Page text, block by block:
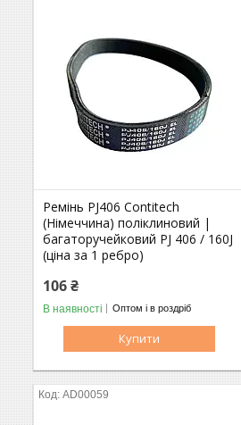
Ремінь PJ406 Contitech
(Німеччина) поліклиновий |
багаторучейковий PJ 406 / 160J
(ціна за 1 ребро)
106 ₴
В наявності Оптом і в роздріб
Купити
AD00059